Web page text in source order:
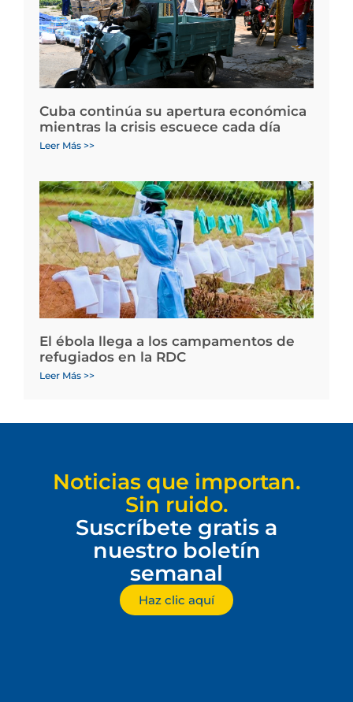
Cuba continúa su apertura económica
mientras la crisis escuece cada día
Leer Más >>
El ébola llega a los campamentos de
refugiados en la RDC
Leer Más >>
Noticias que importan.
Sin ruido.
Suscríbete gratis a
nuestro boletín
semanal
Haz clic aquí